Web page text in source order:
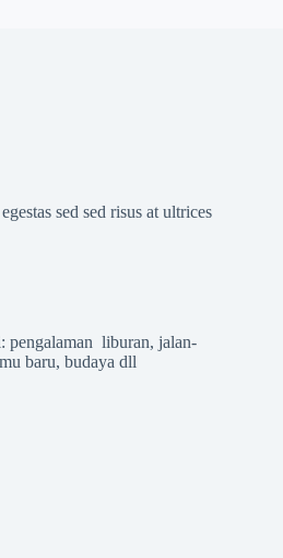
sed sed risus at ultrices
pengalaman liburan, jalan-
baru, budaya dll